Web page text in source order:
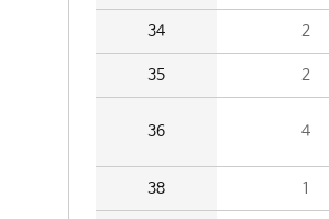
34 2
35 2
36 4
38 1